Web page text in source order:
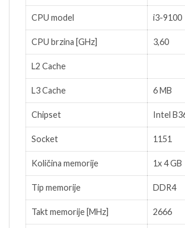
CPU model i3-9100
CPU brzina [GHz] 3,60
L2 Cache
L3 Cache 6 MB
Chipset Intel
Socket 1151
Količina memorije 1x 4 GB
Tip memorije DDR4
Takt memorije [MHz] 2666